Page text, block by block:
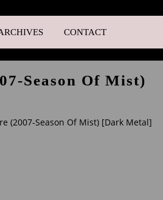
CONTACT
Season Of Mist)
(2007-Season Of Mist) [Dark Metal]